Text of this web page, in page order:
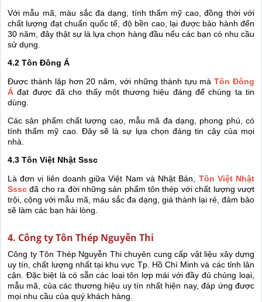
Với mẫu mã, màu sắc đa dạng, tính thẩm mỹ cao, đồng thời với
chất lượng đạt chuẩn quốc tế, độ bền cao, lại được bảo hành đến
30 năm, đây thật sự là lựa chọn hàng đầu nếu các bạn có nhu cầu
sử dụng.
4.2 Tôn Đông Á
Được thành lập hơn 20 năm, với những thành tựu màTôn Đông
Á đạt được đã cho thấy một thương hiệu đáng để chúng ta tin
dùng.
Các sản phẩm chất lượng cao, mẫu mã đa dạng, phong phú, có
tính thẩm mỹ cao. Đây sẽ là sự lựa chọn đáng tin cậy của mọi
nhà.
4.3 Tôn Việt Nhật Sssc
Là đơn vị liên doanh giữa Việt Nam và Nhật Bản, Tôn Việt Nhật
Sssc đã cho ra đời những sản phẩm tôn thép với chất lượng vượt
trội, cộng với mẫu mã, màu sắc đa dạng, giá thành lại rẻ, đảm bảo
sẽ làm các bạn hài lòng.
4. Công ty Tôn Thép Nguyễn Thi
Công ty Tôn Thép Nguyễn Thi chuyên cung cấp vật liệu xây dựng
uy tín, chất lượng nhất tại khu vực Tp. Hồ Chí Minh và các tỉnh lân
cận. Đặc biệt là có sẵn các loại tôn lợp mái với đầy đủ chủng loại,
mẫu mã, của các thương hiệu uy tín nhất hiện nay, đáp ứng được
mọi nhu cầu của quý khách hàng.